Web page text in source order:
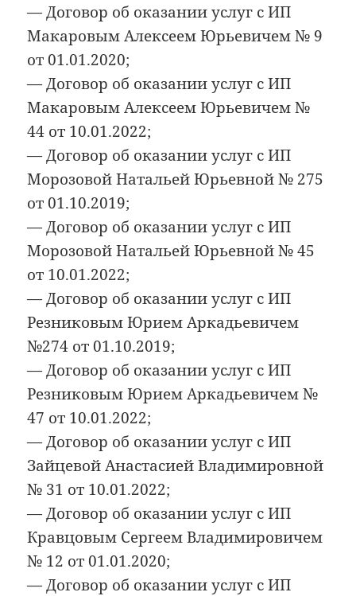
— Договор об оказании услуг с ИП
Макаровым Алексеем Юрьевичем № 9
от 01.01.2020;
— Договор об оказании услуг с ИП
Макаровым Алексеем Юрьевичем №
44 от 10.01.2022;
— Договор об оказании услуг с ИП
Морозовой Натальей Юрьевной № 275
от 01.10.2019;
— Договор об оказании услуг с ИП
Морозовой Натальей Юрьевной № 45
от 10.01.2022;
— Договор об оказании услуг с ИП
Резниковым Юрием Аркадьевичем
№274 от 01.10.2019;
— Договор об оказании услуг с ИП
Резниковым Юрием Аркадьевичем №
47 от 10.01.2022;
— Договор об оказании услуг с ИП
Зайцевой Анастасией Владимировной
№ 31 от 10.01.2022;
— Договор об оказании услуг с ИП
Кравцовым Сергеем Владимировичем
№ 12 от 01.01.2020;
— Договор об оказании услуг с ИП